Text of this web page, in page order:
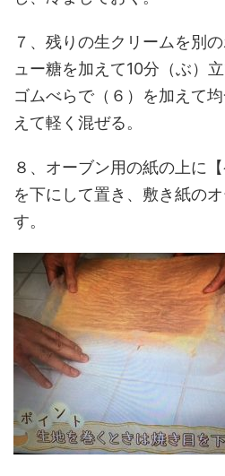
７、残りの生クリームを別
ュー糖を加えて10分（ぶ）
ゴムべらで（６）を加えて
えて軽く混ぜる。
８、オーブン用の紙の上に
を下にして置き、敷き紙の
す。